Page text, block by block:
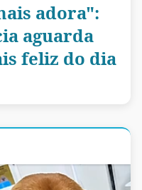
adora":
aguarda
feliz do dia